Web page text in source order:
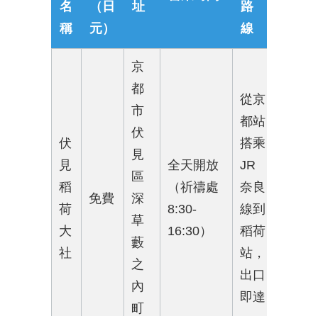
名
稱
（日
元）
址
路
線
伏
見
稻
荷
大
社
免費
京
都
市
伏
見
區
深
草
藪
之
內
町
全天開放
（祈禱處
8:30-
16:30）
從京
都站
搭乘
JR
奈良
線到
稻荷
站，
出口
即達